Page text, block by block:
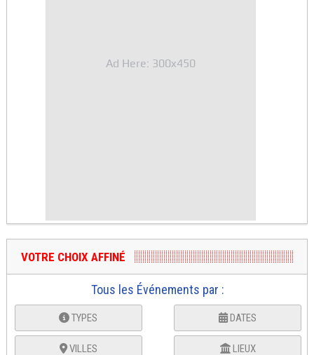
Ad Here: 300x450
VOTRE CHOIX AFFINÉ
Tous les Événements par :
TYPES DATES
VILLES LIEUX